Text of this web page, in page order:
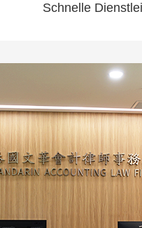
Schnelle